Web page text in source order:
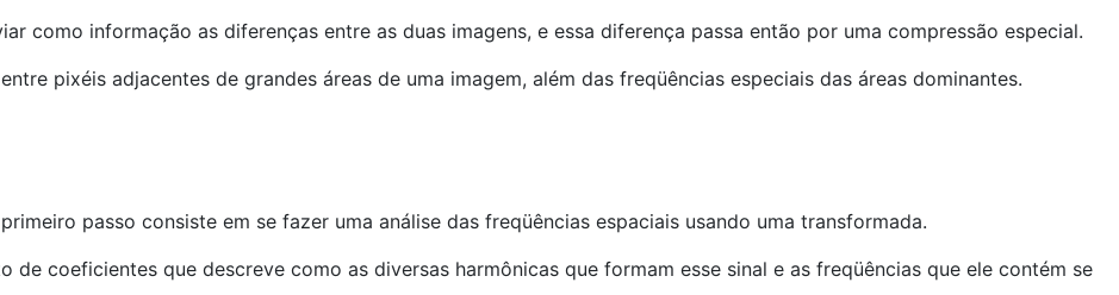
como informação as diferenças entre as duas imagens, e essa diferença passa então por uma compressão especial.
pixéis adjacentes de grandes áreas de uma imagem, além das freqüências especiais das áreas dominantes.
passo consiste em se fazer uma análise das freqüências espaciais usando uma transformada.
de coeficientes que descreve como as diversas harmônicas que formam esse sinal e as freqüências que ele contém se